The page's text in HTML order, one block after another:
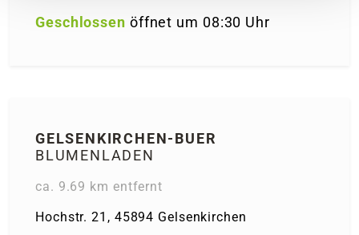
Geschlossen öffnet um 08:30 Uhr
GELSEN­KIRCHEN-BUER
BLUMENLADEN
ca. 9.69 km entfernt
Hochstr. 21, 45894 Gelsenkirchen